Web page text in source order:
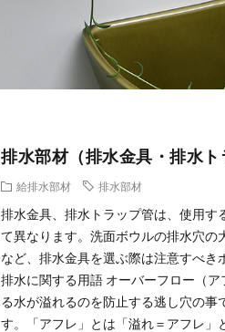
排水部材（排水金具・排水
給排水部材 排水部材
排水金具、排水トラップ管は、使用す
て異なります。洗面ボウルの排水穴の
など、排水金具を選ぶ際は注意すべき
排水に関する用語 オーバーフロー（
る水が溢れるのを防止する逃し穴の事
す。「アフレ」とは「溢れ＝アフレ」